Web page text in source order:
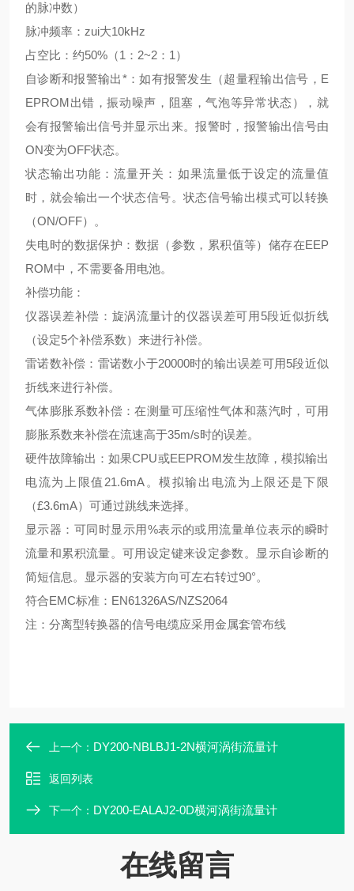
的脉冲数）
脉冲频率：zui大10kHz
占空比：约50%（1：2~2：1）
自诊断和报警输出*：如有报警发生（超量程输出信号，E
EPROM出错，振动噪声，阻塞，气泡等异常状态），就
会有报警输出信号并显示出来。报警时，报警输出信号由
ON变为OFF状态。
状态输出功能：流量开关：如果流量低于设定的流量值
时，就会输出一个状态信号。状态信号输出模式可以转换
（ON/OFF）。
失电时的数据保护：数据（参数，累积值等）储存在EEP
ROM中，不需要备用电池。
补偿功能：
仪器误差补偿：旋涡流量计的仪器误差可用5段近似折线
（设定5个补偿系数）来进行补偿。
雷诺数补偿：雷诺数小于20000时的输出误差可用5段近似
折线来进行补偿。
气体膨胀系数补偿：在测量可压缩性气体和蒸汽时，可用
膨胀系数来补偿在流速高于35m/s时的误差。
硬件故障输出：如果CPU或EEPROM发生故障，模拟输出
电流为上限值21.6mA。模拟输出电流为上限还是下限
（£3.6mA）可通过跳线来选择。
显示器：可同时显示用%表示的或用流量单位表示的瞬时
流量和累积流量。可用设定键来设定参数。显示自诊断的
简短信息。显示器的安装方向可左右转过90°。
符合EMC标准：EN61326AS/NZS2064
注：分离型转换器的信号电缆应采用金属套管布线
上一个： DY200-NBLBJ1-2N横河涡街流量计
返回列表
下一个： DY200-EALAJ2-0D横河涡街流量计
在线留言